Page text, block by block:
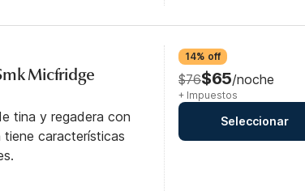
Micfridge
tina y regadera con
características
14% off
$76$65/noche
+ Impuestos
Seleccionar